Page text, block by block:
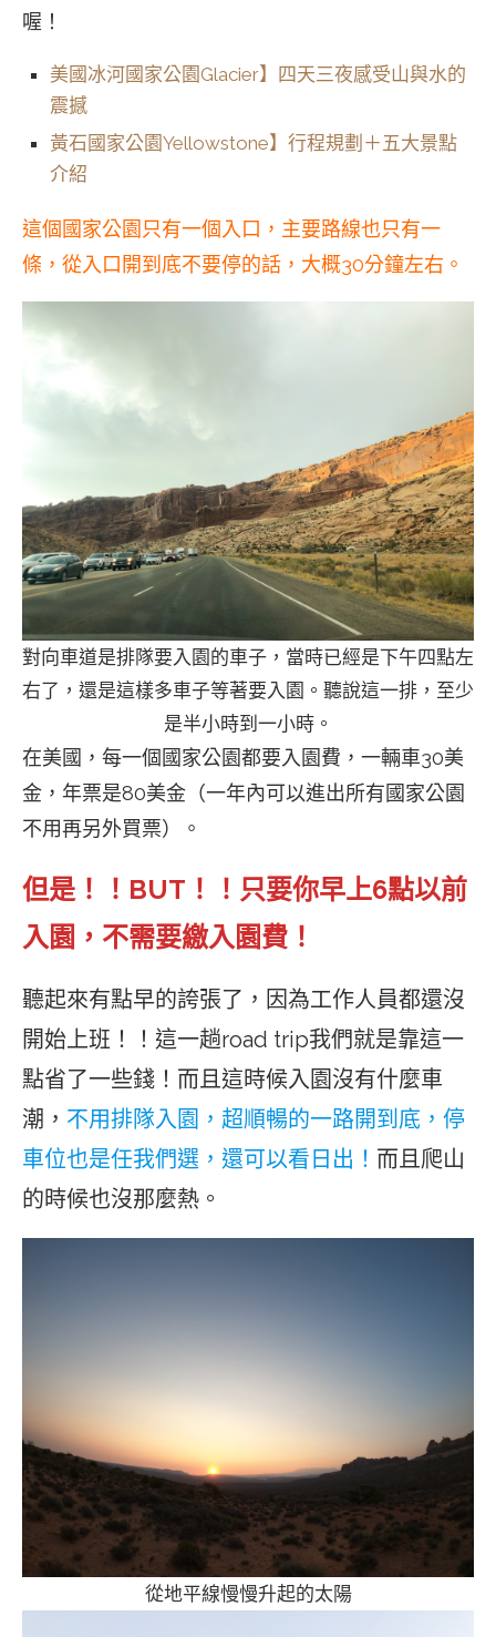
喔！
美國冰河國家公園Glacier】四天三夜感受山與水的
震撼
黃石國家公園Yellowstone】行程規劃＋五大景點
介紹
這個國家公園只有一個入口，主要路線也只有一
條，從入口開到底不要停的話，大概30分鐘左右。
對向車道是排隊要入園的車子，當時已經是下午四點左
右了，還是這樣多車子等著要入園。聽說這一排，至少
是半小時到一小時。
在美國，每一個國家公園都要入園費，一輛車30美
金，年票是80美金（一年內可以進出所有國家公園
不用再另外買票）。
但是！！BUT！！只要你早上6點以前
入園，不需要繳入園費！
聽起來有點早的誇張了，因為工作人員都還沒
開始上班！！這一趟road trip我們就是靠這一
點省了一些錢！而且這時候入園沒有什麼車
潮， 不用排隊入園，超順暢的一路開到底，停
車位也是任我們選，還可以看日出！ 而且爬山
的時候也沒那麼熱。
從地平線慢慢升起的太陽